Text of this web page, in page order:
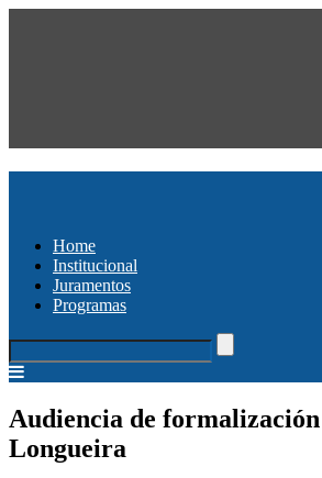
Home
Institucional
Juramentos
Programas
Audiencia de
Longueira